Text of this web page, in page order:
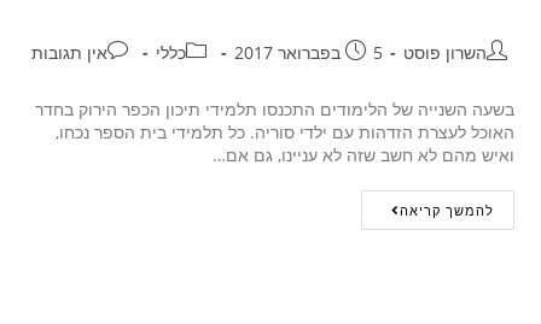
השרון פוסט 5 בפברואר 2017 כללי אין תגובות
בשעה השנייה של הלימודים התכנסו תלמידי תיכון הכפר הירוק בחדר
האוכל לעצרת הזדהות עם ילדי סוריה. כל תלמידי בית הספר נכחו,
ואיש מהם לא חשב שזה לא עניינו, גם אם…
להמשך קריאה